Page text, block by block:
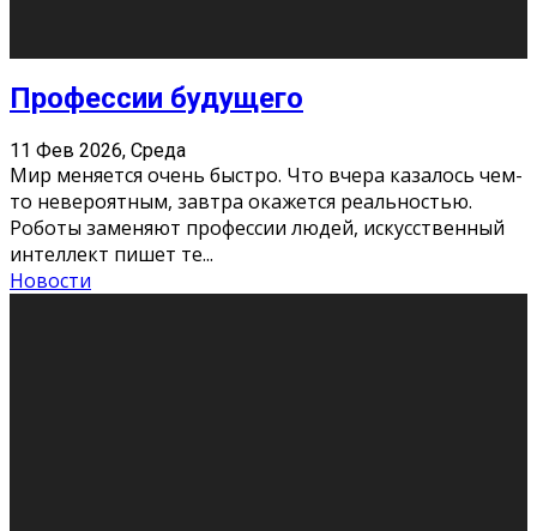
Как бороться со стрессом
11 Фев 2026, Среда
Стресс – нормальная реакция организма, когда
факторов, воздействующих на твой организм
больше, чем ресурсов. Есть советы, как бороться со
стрессовым состояни
Новости